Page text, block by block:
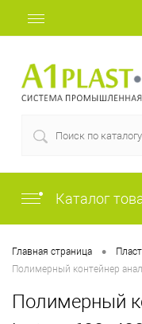
Каталог
Главная страница •
Полимерный контейнер
Полимерный